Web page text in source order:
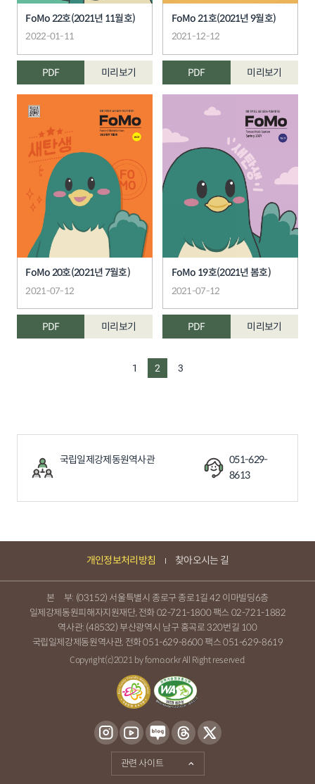
FoMo 22호(2021년 11월호)
2022-01-11
PDF 미리보기
FoMo 21호(2021년 9월호)
2021-12-12
PDF 미리보기
FoMo 20호(2021년 7월호)
2021-07-12
PDF 미리보기
FoMo 19호(2021년 봄호)
2021-07-12
PDF 미리보기
1 2 3
국립일제강제동원역사관
051-629-
8613
개인정보처리방침 찾아오시는 길
관련 사이트
본 부: (03152) 서울특별시 종로구 종로1길 42 이마빌딩6층
일제강제동원피해자지원재단, 전화02-721-1800팩스 02-721-1882
역사관: (48532) 부산광역시 남구 홍곡로 320번길 100
국립일제강제동원역사관, 전화051-629-8600팩스 051-629-8619
Copyright(c)2021 by fomo.or.kr All Right reserved.